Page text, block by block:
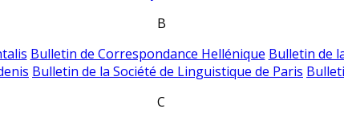
B
Bulletin de Correspondance Hellénique Bulletin de
Bulletin de la Société de Linguistique de Paris
C